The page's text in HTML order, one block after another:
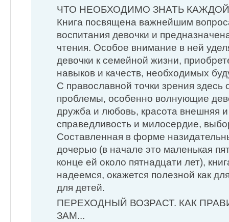
ЧТО НЕОБХОДИМО ЗНАТЬ
Книга посвящена важнейшим
воспитания девочки и
чтения. Особое внимание в ней
девочки к семейной жизни,
навыков и качеств, необходимых
С православной точки зрения здесь
проблемы, особенно волнующие
дружба и любовь, красота внешняя
справедливость и милосердие,
Составленная в форме
дочерью (в начале это маленькая
конце ей около пятнадцати лет),
надеемся, окажется полезной как
для детей.
ПЕРЕХОДНЫЙ ВОЗРАСТ. КАК
ЗАМ...